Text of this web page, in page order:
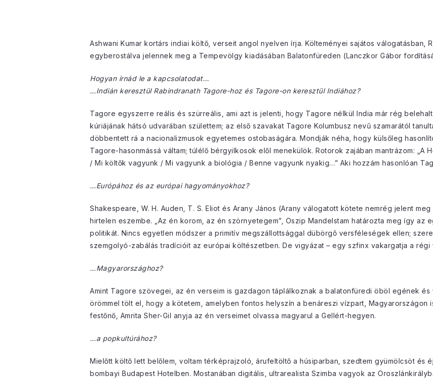
Ashwani Kumar kortárs indiai költő, verseit angol nyelven írja. Költeményei sajátos válogatásban,
egyberostálva jelennek meg a Tempevölgy kiadásában Balatonfüreden (Lanczkor Gábor
Hogyan írnád le a kapcsolatodat…
…Indián keresztül Rabindranath Tagore-hoz és Tagore-on keresztül Indiához?
Tagore egyszerre reális és szürreális, ami azt is jelenti, hogy Tagore nélkül India már rég
kúriájának hátsó udvarában születtem; az első szavakat Tagore Kolumbusz nevű szamarától
döbbentett rá a nacionalizmusok egyetemes ostobaságára. Mondják néha, hogy külsőleg
Tagore-hasonmássá váltam; túlélő bérgyilkosok elől menekülök. Rotorok zajában mantrázom: „A
/ Mi költők vagyunk / Mi vagyunk a biológia / Benne vagyunk nyakig…” Aki hozzám hasonlóan
…Európához és az európai hagyományokhoz?
Shakespeare, W. H. Auden, T. S. Eliot és Arany János (Arany válogatott kötete nemrég jelent
hirtelen eszembe. „Az én korom, az én szörnyetegem”, Oszip Mandelstam határozta meg így az
politikát. Nincs egyetlen módszer a primitív megszállottsággal dübörgő versféleségek ellen;
szemgolyó-zabálás tradícióit az európai költészetben. De vigyázat – egy szfinx vakargatja a
…Magyarországhoz?
Amint Tagore szövegei, az én verseim is gazdagon táplálkoznak a balatonfüredi öböl egének és
örömmel tölt el, hogy a kötetem, amelyben fontos helyszín a benáreszi vízpart, Magyarországon
festőnő, Amrita Sher-Gil anyja az én verseimet olvassa magyarul a Gellért-hegyen.
…a popkultúrához?
Mielőtt költő lett belőlem, voltam térképrajzoló, árufeltöltő a húsiparban, szedtem gyümölcsöt és
bombayi Budapest Hotelben. Mostanában digitális, ultrarealista Szimba vagyok az